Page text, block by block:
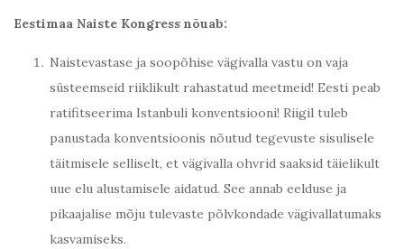
Eestimaa Naiste Kongress nõuab:
Naistevastase ja soopõhise vägivalla vastu on vaja
süsteemseid riiklikult rahastatud meetmeid! Eesti peab
ratifitseerima Istanbuli konventsiooni! Riigil tuleb
panustada konventsioonis nõutud tegevuste sisulisele
täitmisele selliselt, et vägivalla ohvrid saaksid täielikult
uue elu alustamisele aidatud. See annab eelduse ja
pikaajalise mõju tulevaste põlvkondade vägivallatumaks
kasvamiseks.